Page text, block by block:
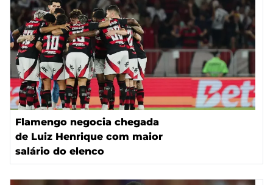
Flamengo negocia chegada
de Luiz Henrique com maior
salário do elenco